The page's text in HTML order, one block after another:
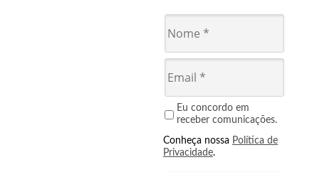
Eu concordo em
receber comunicações.
Conheça nossa Política de
Privacidade.